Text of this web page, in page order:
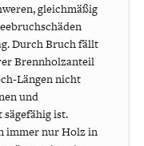
gleichmäßig
Durch Bruch fällt
Brennholzanteil
Längen nicht
und
ist.
immer nur Holz in